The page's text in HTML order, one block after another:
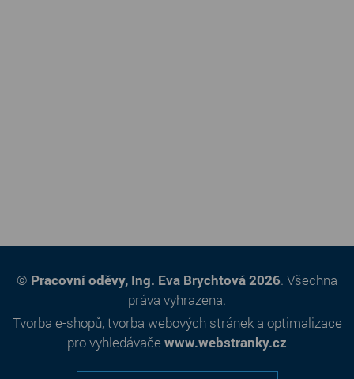
© Pracovní oděvy, Ing. Eva Brychtová 2026. Všechna
práva vyhrazena.
Tvorba e-shopů,tvorba webových stráneka optimalizace
pro vyhledávače www.webstranky.cz